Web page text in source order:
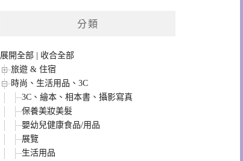
分類
展開全部
收合全部
旅遊 & 住宿
時尚、生活用品、3C
3C、繪本、相本書、攝影寫真
保養美妝美髮
嬰幼兒健康食品/用品
展覽
生活用品